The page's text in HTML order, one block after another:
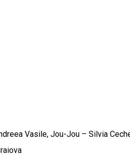
Vasile, Jou-Jou – Silvia